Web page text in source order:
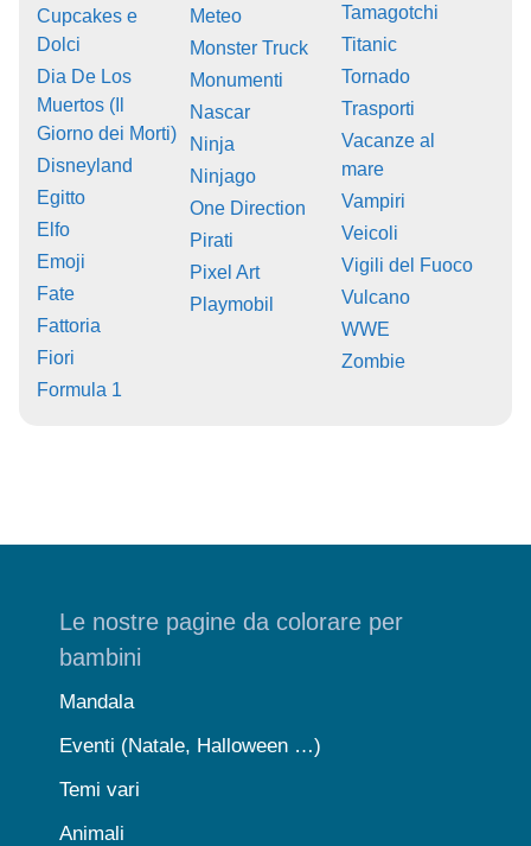
Cupcakes e
Dolci
Dia De Los
Muertos (Il
Giorno dei Morti)
Disneyland
Egitto
Elfo
Emoji
Fate
Fattoria
Fiori
Formula 1
Meteo
Monster Truck
Monumenti
Nascar
Ninja
Ninjago
One Direction
Pirati
Pixel Art
Playmobil
Tamagotchi
Titanic
Tornado
Trasporti
Vacanze al
mare
Vampiri
Veicoli
Vigili del Fuoco
Vulcano
WWE
Zombie
Le nostre pagine da colorare per
bambini
Mandala
Eventi (Natale, Halloween …)
Temi vari
Animali